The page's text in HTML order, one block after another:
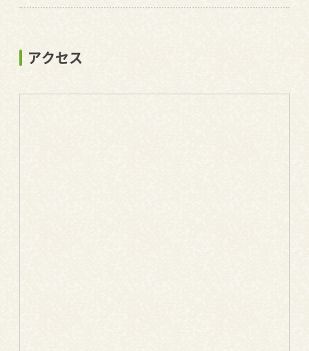
アクセス